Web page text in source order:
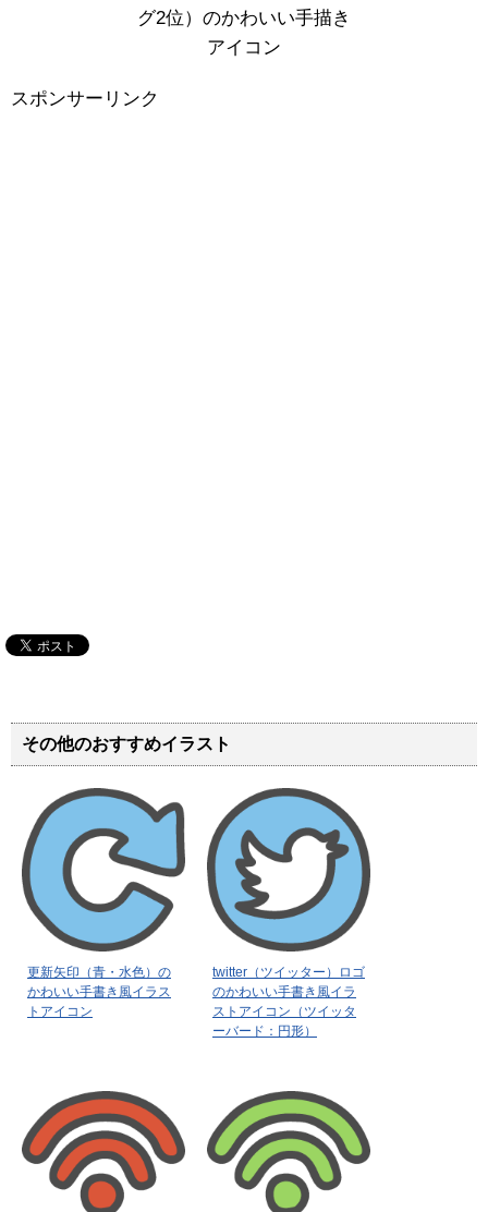
グ2位）のかわいい手描き
アイコン
スポンサーリンク
その他のおすすめイラスト
更新矢印（青・水色）の
かわいい手書き風イラス
トアイコン
twitter（ツイッター）ロゴ
のかわいい手書き風イラ
ストアイコン（ツイッタ
ーバード：円形）